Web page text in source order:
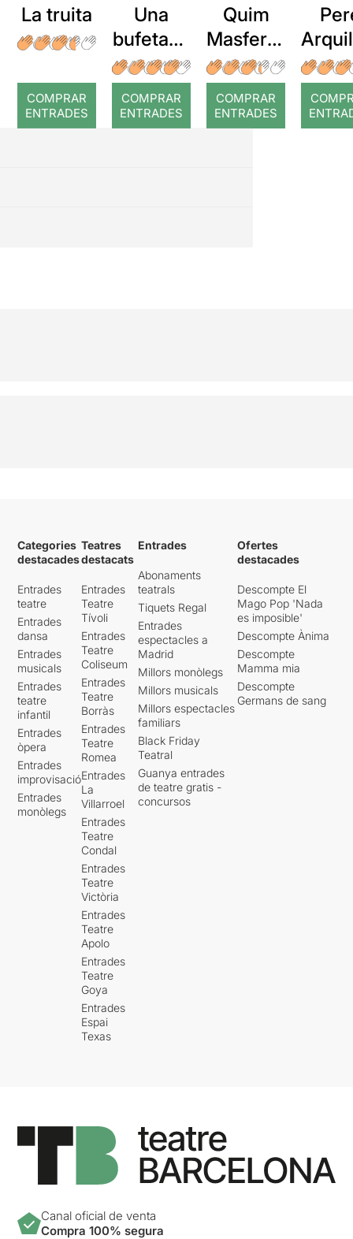
La truita
COMPRAR
ENTRADES
Una
bufetada
a temps
COMPRAR
ENTRADES
Quim
Masferre
r: Temps
COMPRAR
ENTRADES
:
Categories
destacades
Entrades
teatre
Entrades
dansa
Entrades
musicals
Entrades
teatre
infantil
Entrades
òpera
Entrades
improvisació
Entrades
monòlegs
Teatres
destacats
Entrades
Teatre
Tívoli
Entrades
Teatre
Coliseum
Entrades
Teatre
Borràs
Entrades
Teatre
Romea
Entrades
La
Villarroel
Entrades
Teatre
Condal
Entrades
Teatre
Victòria
Entrades
Teatre
Apolo
Entrades
Teatre
Goya
Entrades
Espai
Texas
Entrades
Abonaments
teatrals
Tiquets Regal
Entrades
espectacles a
Madrid
Millors monòlegs
Millors musicals
Millors espectacles
familiars
Black Friday
Teatral
Guanya entrades
de teatre gratis -
concursos
Ofertes
destacades
Descompte El
Mago Pop 'Nada
es imposible'
Descompte Ànima
Descompte
Mamma mia
Descompte
Germans de sang
Canal oficial de venta
Compra 100% segura